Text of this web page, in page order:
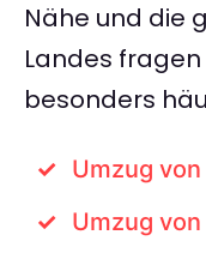
Nähe und die
Landes
besonders
Umzug von
Umzug